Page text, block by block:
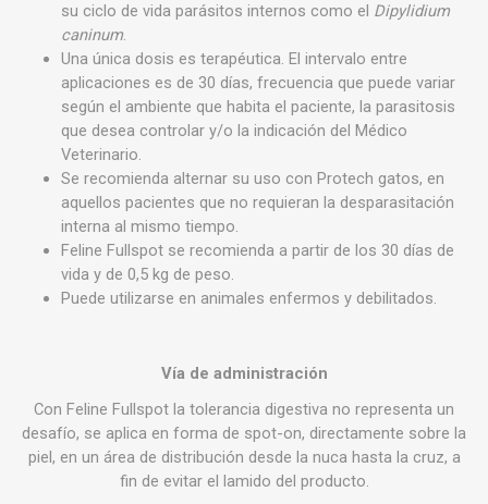
su ciclo de vida parásitos internos como el Dipylidium
caninum.
Una única dosis es terapéutica. El intervalo entre
aplicaciones es de 30 días, frecuencia que puede variar
según el ambiente que habita el paciente, la parasitosis
que desea controlar y/o la indicación del Médico
Veterinario.
Se recomienda alternar su uso con Protech gatos, en
aquellos pacientes que no requieran la desparasitación
interna al mismo tiempo.
Feline Fullspot se recomienda a partir de los 30 días de
vida y de 0,5 kg de peso.
Puede utilizarse en animales enfermos y debilitados.
Vía de administración
Con Feline Fullspot la tolerancia digestiva no representa un
desafío, se aplica en forma de spot-on, directamente sobre la
piel, en un área de distribución desde la nuca hasta la cruz, a
fin de evitar el lamido del producto.